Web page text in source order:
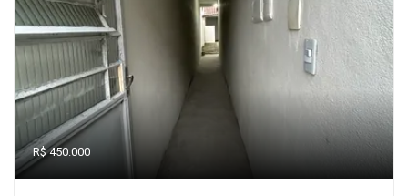
R$ 450.000